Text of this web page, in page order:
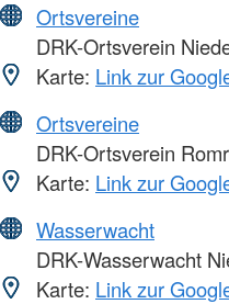
Ortsvereine
DRK-Ortsverein
Karte: Link zur
Ortsvereine
DRK-Ortsverein
Karte: Link zur
Wasserwacht
DRK-Wasserwacht
Karte: Link zur